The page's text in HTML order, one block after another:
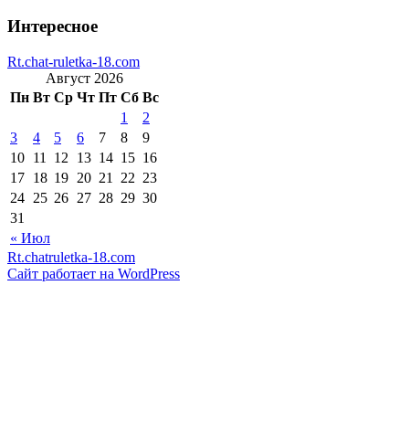
Интересное
Rt.chat-ruletka-18.com
Август 2026
Пн Вт Ср Чт Пт Сб Вс
« Июл
1
2
3
4 5 6 7 8
9
10 11 12 13 14 15 16
17 18 19 20 21 22 23
24 25 26 27 28 29 30
31
Rt.chatruletka-18.com
Сайт работает на WordPress